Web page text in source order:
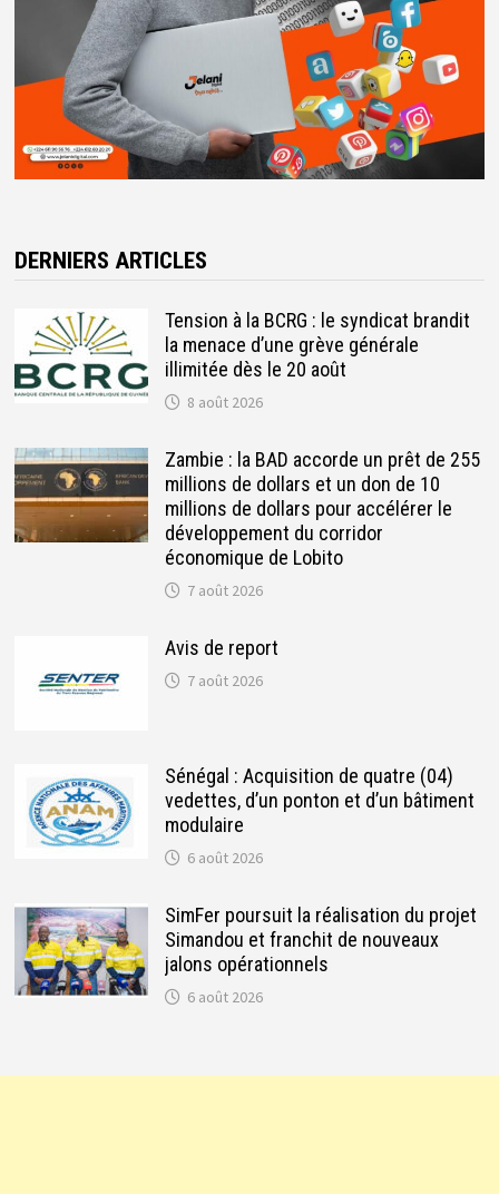
DERNIERS ARTICLES
Tension à la BCRG : le syndicat brandit
la menace d’une grève générale
illimitée dès le 20 août
8 août 2026
Zambie : la BAD accorde un prêt de 255
millions de dollars et un don de 10
millions de dollars pour accélérer le
développement du corridor
économique de Lobito
7 août 2026
Avis de report
7 août 2026
Sénégal : Acquisition de quatre (04)
vedettes, d’un ponton et d’un bâtiment
modulaire
6 août 2026
SimFer poursuit la réalisation du projet
Simandou et franchit de nouveaux
jalons opérationnels
6 août 2026